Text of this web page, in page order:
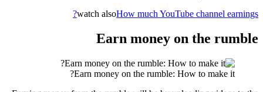
watch alsoHow much YouTube channel earnings?
Earn money on the rumble
Earn money on the rumble: How to make it?